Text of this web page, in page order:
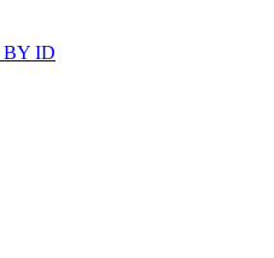
BY ID